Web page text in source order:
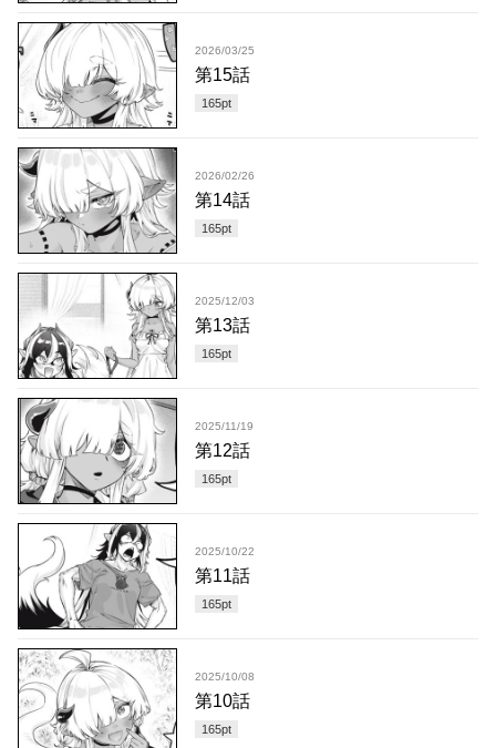
2026/03/25
第15話
165pt
2026/02/26
第14話
165pt
2025/12/03
第13話
165pt
2025/11/19
第12話
165pt
2025/10/22
第11話
165pt
2025/10/08
第10話
165pt